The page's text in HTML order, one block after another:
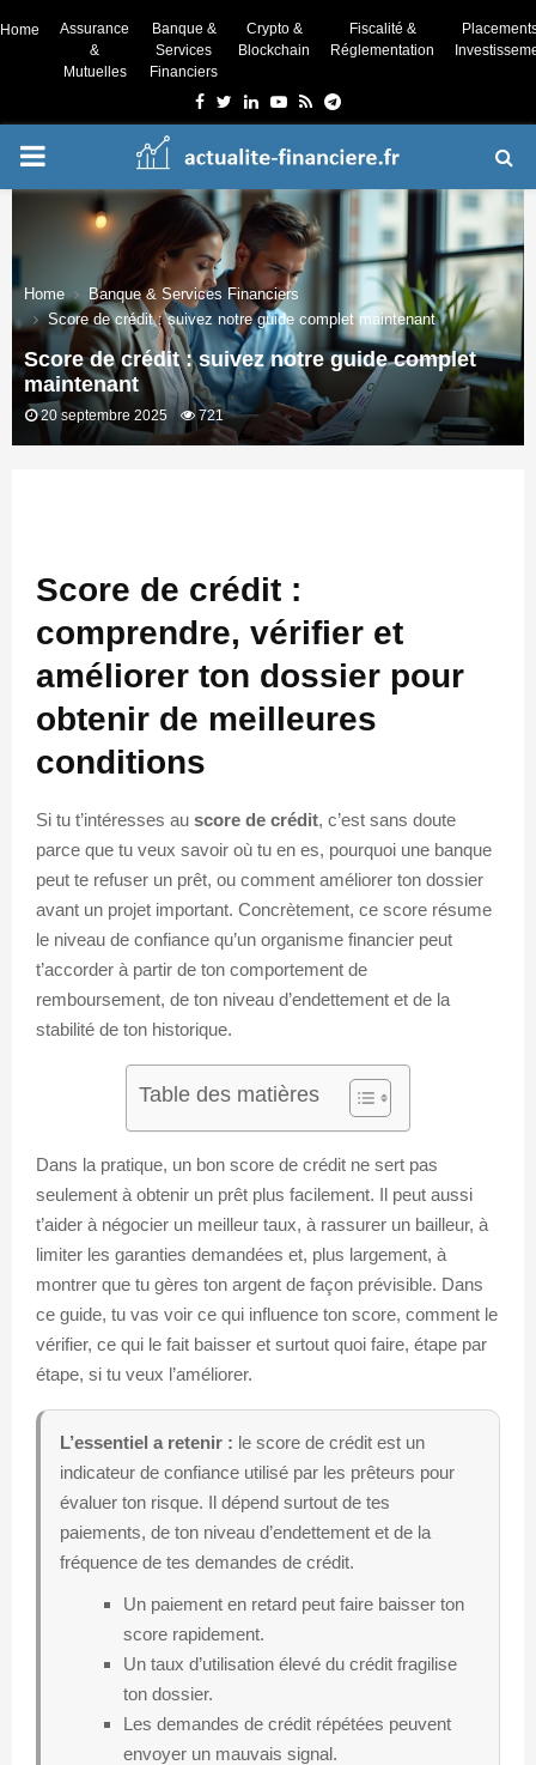
Home
Assurance
&
Mutuelles
Banque &
Services
Financiers
Crypto &
Blockchain
Fiscalité &
Réglementation
Facebook
Twitter
LinkedinYoutube
RssTelegram
PRIMARY
MENU
Home
Banque & Services Financiers
Score de crédit : suivez notre guide complet maintenant
Score de crédit : suivez notre guide complet
maintenant
20 septembre 2025 721
Score de crédit :
comprendre, vérifier et
améliorer ton dossier pour
obtenir de meilleures
conditions
Si tu t’intéresses au score de crédit, c’est sans doute
parce que tu veux savoir où tu en es, pourquoi une banque
peut te refuser un prêt, ou comment améliorer ton dossier
avant un projet important. Concrètement, ce score résume
le niveau de confiance qu’un organisme financier peut
t’accorder à partir de ton comportement de
remboursement, de ton niveau d’endettement et de la
stabilité de ton historique.
Table des matières
Dans la pratique, un bon score de crédit ne sert pas
seulement à obtenir un prêt plus facilement. Il peut aussi
t’aider à négocier un meilleur taux, à rassurer un bailleur, à
limiter les garanties demandées et, plus largement, à
montrer que tu gères ton argent de façon prévisible. Dans
ce guide, tu vas voir ce qui influence ton score, comment le
vérifier, ce qui le fait baisser et surtout quoi faire, étape par
étape, si tu veux l’améliorer.
L’essentiel a retenir : le score de crédit est un
indicateur de confiance utilisé par les prêteurs pour
évaluer ton risque. Il dépend surtout de tes
paiements, de ton niveau d’endettement et de la
fréquence de tes demandes de crédit.
Un paiement en retard peut faire baisser ton
score rapidement.
Un taux d’utilisation élevé du crédit fragilise
ton dossier.
Les demandes de crédit répétées peuvent
envoyer un mauvais signal.